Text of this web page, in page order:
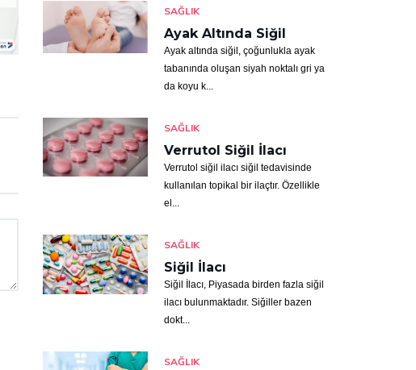
SAĞLIK
Ayak Altında Siğil
Ayak altında siğil, çoğunlukla ayak
tabanında oluşan siyah noktalı gri ya
da koyu k...
SAĞLIK
Verrutol Siğil İlacı
Verrutol siğil ilacı siğil tedavisinde
kullanılan topikal bir ilaçtır. Özellikle
el...
SAĞLIK
Siğil İlacı
Siğil İlacı, Piyasada birden fazla siğil
ilacı bulunmaktadır. Siğiller bazen
dokt...
SAĞLIK